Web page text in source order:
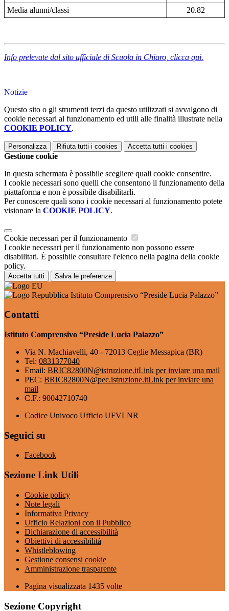
Media alunni/classi
20.82
Info prelevate dal sito ufficiale di Scuola in Chiaro, clicca qui.
Notizie
Questo sito o gli strumenti terzi da questo utilizzati si avvalgono di
cookie necessari al funzionamento ed utili alle finalità illustrate nella
COOKIE POLICY.
Personalizza Rifiuta tutti i cookies Accetta tutti i cookies
Gestione cookie
In questa schermata è possibile scegliere quali cookie consentire.
I cookie necessari sono quelli che consentono il funzionamento della
piattaforma e non è possibile disabilitarli.
Per conoscere quali sono i cookie necessari al funzionamento potete
visionare la COOKIE POLICY.
Cookie necessari per il funzionamento
I cookie necessari per il funzionamento non possono essere
disabilitati. È possibile consultare l'elenco nella pagina della cookie
policy.
Accetta tutti Salva le preferenze
Istituto Comprensivo “Preside Lucia Palazzo”
Contatti
Istituto Comprensivo “Preside Lucia Palazzo”
Via N. Machiavelli, 40 - 72013 Ceglie Messapica (BR)
Tel: 0831377040
Email: BRIC82800N@istruzione.itLink per inviare una mail
PEC: BRIC82800N@pec.istruzione.itLink per inviare una
mail
C.F.: 90042710740
Codice Univoco Ufficio UFVLNR
Seguici su
Facebook
Sezione Link Utili
Cookie policy
Note legali
Informativa Privacy
Ufficio Relazioni con il Pubblico
Dichiarazione di accessibilità
Obiettivi di accessibilità
Whistleblowing
Gestione consensi cookie
Amministrazione trasparente
Pagina visualizzata 1435 volte
Sezione Copyright